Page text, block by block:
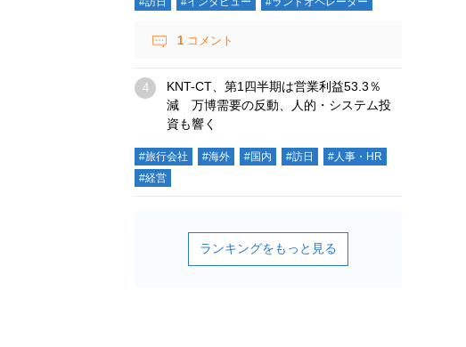
1 コメント
KNT-CT、第1四半期は営業利益53.3％
減 万博需要の反動、人的・システム投
資も響く
#旅行会社 #海外 #国内 #訪日
#人事・HR
#経営